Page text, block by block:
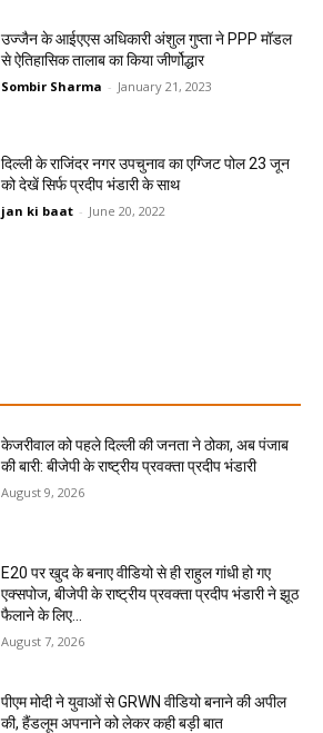
उज्जैन के आईएएस अधिकारी अंशुल गुप्ता ने PPP मॉडल
से ऐतिहासिक तालाब का किया जीर्णोद्धार
Sombir Sharma - January 21, 2023
दिल्‍ली के राजिंदर नगर उपचुनाव का एग्जिट पोल 23 जून
को देखें सिर्फ प्रदीप भंडारी के साथ
jan ki baat - June 20, 2022
केजरीवाल को पहले दिल्ली की जनता ने ठोका, अब पंजाब
की बारी: बीजेपी के राष्ट्रीय प्रवक्ता प्रदीप भंडारी
August 9, 2026
E20 पर खुद के बनाए वीडियो से ही राहुल गांधी हो गए
एक्सपोज, बीजेपी के राष्ट्रीय प्रवक्ता प्रदीप भंडारी ने झूठ
फैलाने के लिए...
August 7, 2026
पीएम मोदी ने युवाओं से GRWN वीडियो बनाने की अपील
की, हैंडलूम अपनाने को लेकर कही बड़ी बात